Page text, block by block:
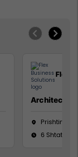
Flex
Architect
Prishtinë
6 Shtator